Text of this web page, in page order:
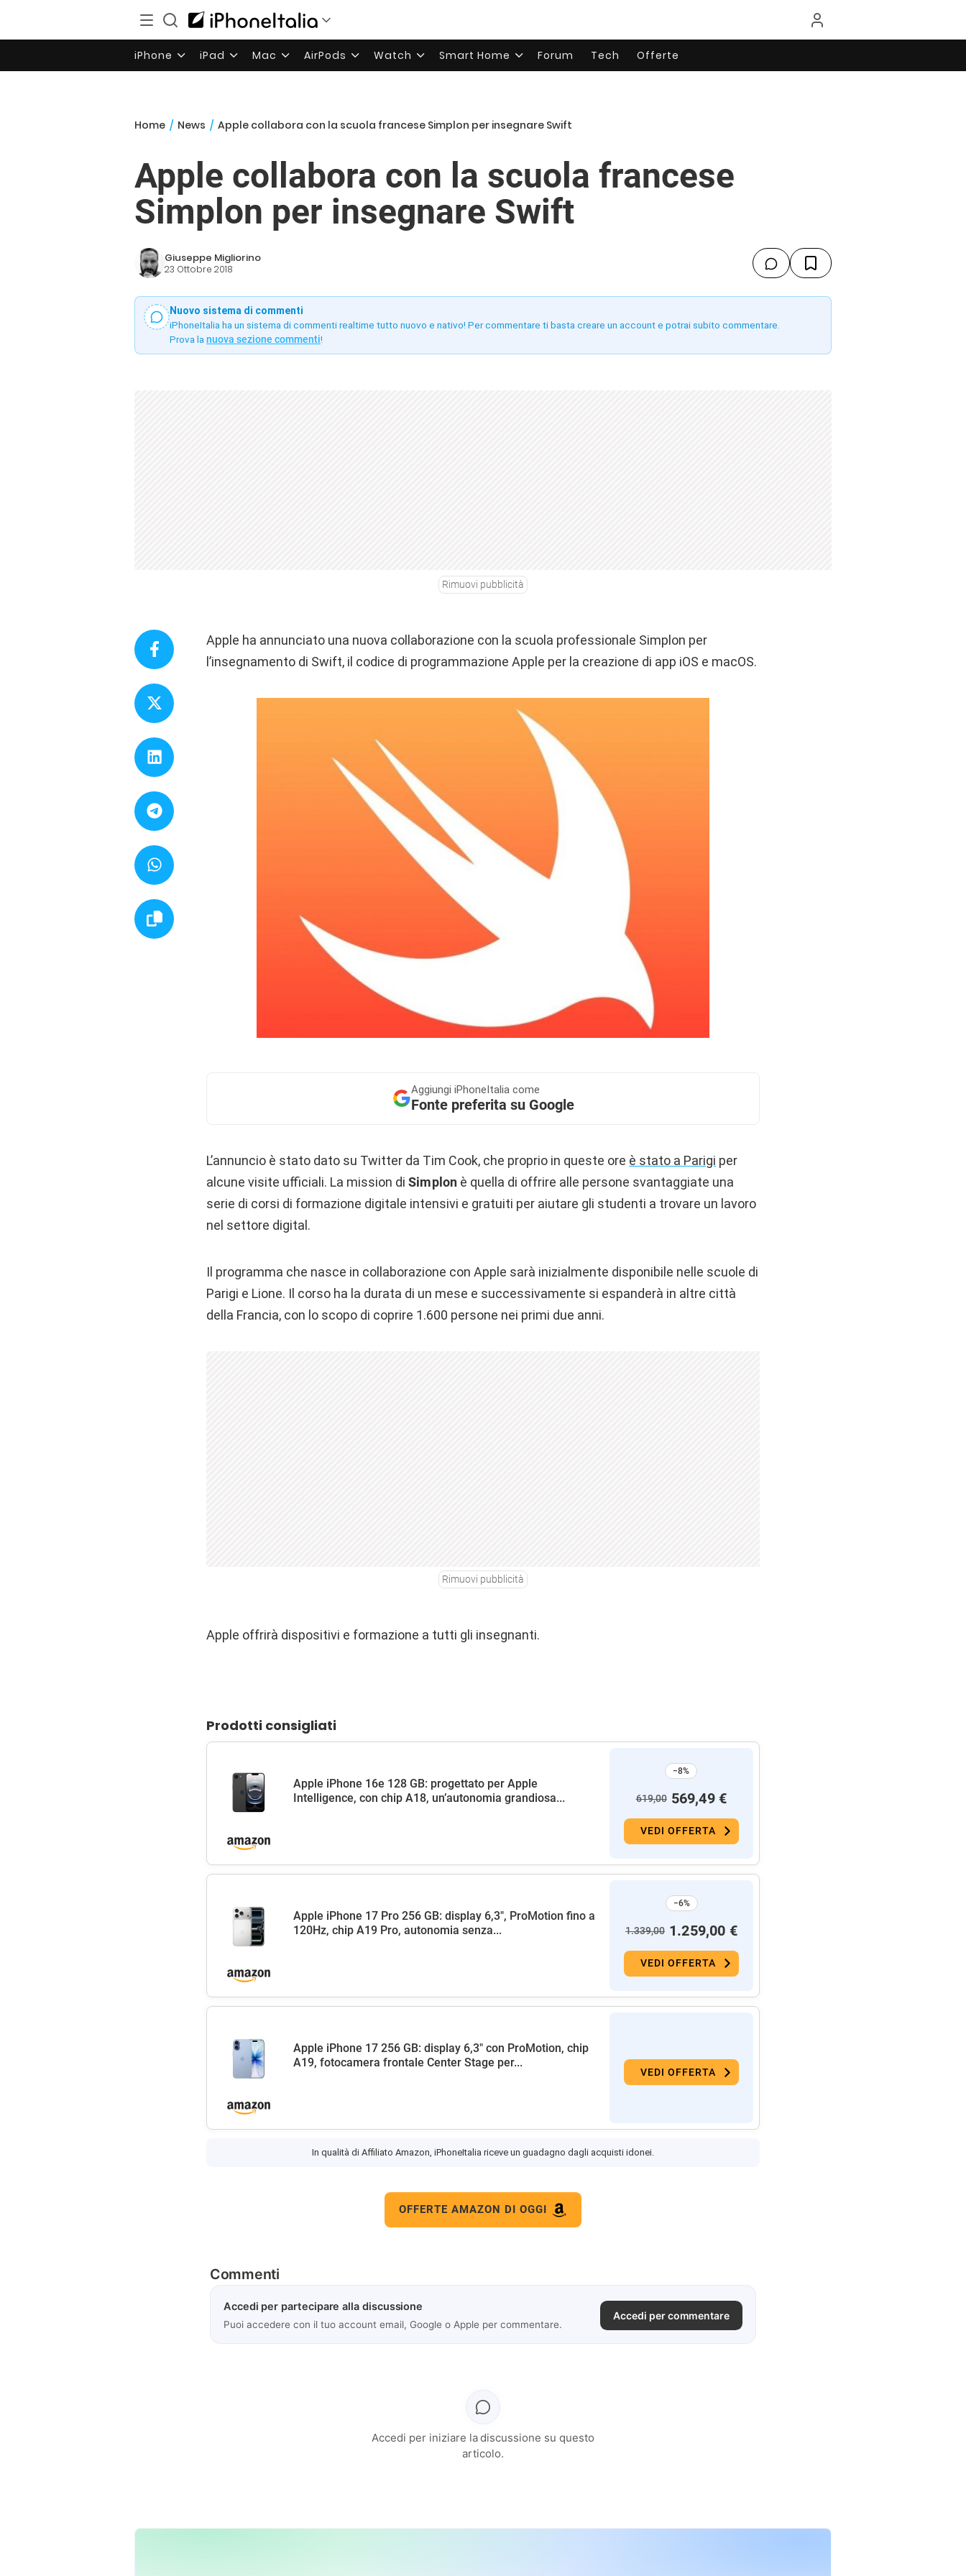
iPhone iPad Mac AirPods Watch Smart Home Forum Tech Offerte
Home / News / Apple collabora con la scuola francese Simplon per insegnare Swift
Apple collabora con la scuola francese
Simplon per insegnare Swift
Giuseppe Migliorino
23 Ottobre 2018
Nuovo sistema di commenti
iPhoneItalia ha un sistema di commenti realtime tutto nuovo e nativo! Per commentare ti basta creare un account e potrai subito commentare.
Prova la nuova sezione commenti!
Rimuovi pubblicità
Apple ha annunciato una nuova collaborazione con la scuola professionale Simplon per
l’insegnamento di Swift, il codice di programmazione Apple per la creazione di app iOS e macOS.
Aggiungi iPhoneItalia come
Fonte preferita su Google
L’annuncio è stato dato su Twitter da Tim Cook, che proprio in queste ore è stato a Parigi per
alcune visite ufficiali. La mission di Simplon è quella di offrire alle persone svantaggiate una
serie di corsi di formazione digitale intensivi e gratuiti per aiutare gli studenti a trovare un lavoro
nel settore digital.
Il programma che nasce in collaborazione con Apple sarà inizialmente disponibile nelle scuole di
Parigi e Lione. Il corso ha la durata di un mese e successivamente si espanderà in altre città
della Francia, con lo scopo di coprire 1.600 persone nei primi due anni.
Rimuovi pubblicità
Apple offrirà dispositivi e formazione a tutti gli insegnanti.
Prodotti consigliati
Apple iPhone 16e 128 GB: progettato per Apple
Intelligence, con chip A18, un’autonomia grandiosa...
−8%
619,00 569,49 €
VEDI OFFERTA
Apple iPhone 17 Pro 256 GB: display 6,3", ProMotion fino a
120Hz, chip A19 Pro, autonomia senza...
−6%
1.339,00 1.259,00 €
VEDI OFFERTA
Apple iPhone 17 256 GB: display 6,3" con ProMotion, chip
A19, fotocamera frontale Center Stage per...
VEDI OFFERTA
In qualità di Affiliato Amazon, iPhoneItalia riceve un guadagno dagli acquisti idonei.
OFFERTE AMAZON DI OGGI
Commenti
Accedi per partecipare alla discussione
Puoi accedere con il tuo account email, Google o Apple per commentare.
Accedi per commentare
Accedi per iniziare la discussione su questo
articolo.